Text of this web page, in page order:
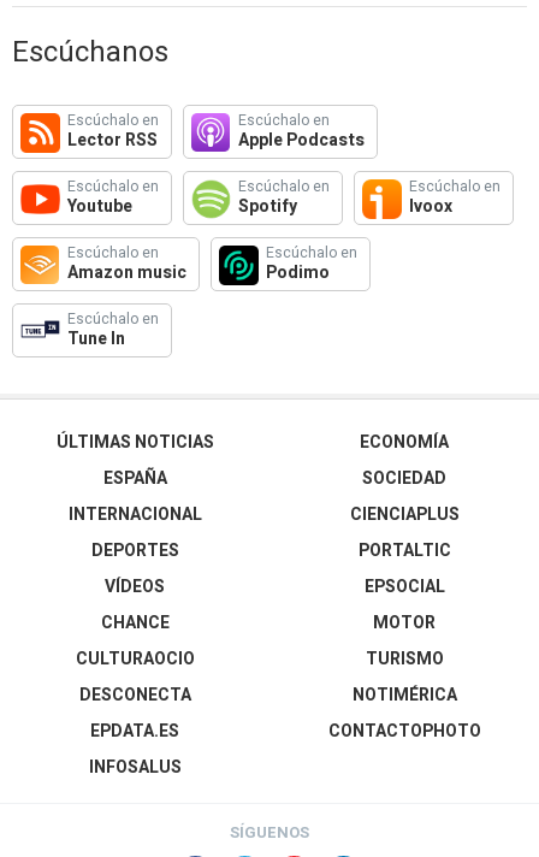
Escúchanos
Escúchalo en
Lector RSS
Escúchalo en
Apple Podcasts
Escúchalo en
Youtube
Escúchalo en
Spotify
Escúchalo en
Ivoox
Escúchalo en
Amazon music
Escúchalo en
Podimo
Escúchalo en
Tune In
ÚLTIMAS NOTICIAS
ESPAÑA
INTERNACIONAL
DEPORTES
VÍDEOS
ECONOMÍA
SOCIEDAD
CIENCIAPLUS
PORTALTIC
EPSOCIAL
CHANCE
CULTURAOCIO
DESCONECTA
EPDATA.ES
INFOSALUS
MOTOR
TURISMO
NOTIMÉRICA
CONTACTOPHOTO
SÍGUENOS